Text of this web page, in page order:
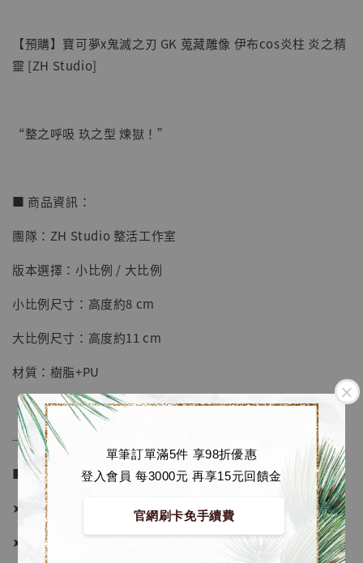
單筆訂單滿5件 享98折優惠
登入會員 每3000元 再享15元回饋金
官網刷卡免手續費
明紀念款 [奇蹟工作室]
NT$ 5,580
【預購】寶可夢x鬼滅之刃 GK 蒐藏雕像 伊布cos炎柱 炎之精
靈 [ZH Studio]
“整之呼吸 玖之型 煉獄！”
■ 商品資訊：
團隊：ZH Studio 整活工作室
版本選擇：小比例 / 大比例
小比例尺寸：高度約8 cm
大比例尺寸：高度約11 cm
材質：樹脂+PU
──────────────
■ 販售資訊：
➤ 小比例價格 1980元 (訂金1380)
➤ 大比例價格 2480元 (訂金1380)